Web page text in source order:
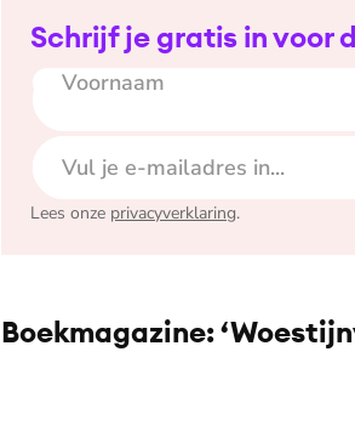
Schrijf je gratis in voor
Voornaam
E-mailadres
Lees onze privacyverklaring.
Boekmagazine: